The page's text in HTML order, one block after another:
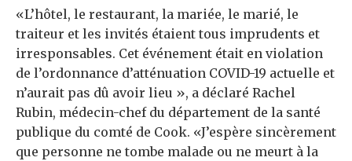
«L’hôtel, le restaurant, la mariée, le marié, le
traiteur et les invités étaient tous imprudents et
irresponsables. Cet événement était en violation
de l’ordonnance d’atténuation COVID-19 actuelle et
n’aurait pas dû avoir lieu », a déclaré Rachel
Rubin, médecin-chef du département de la santé
publique du comté de Cook. «J’espère sincèrement
que personne ne tombe malade ou ne meurt à la